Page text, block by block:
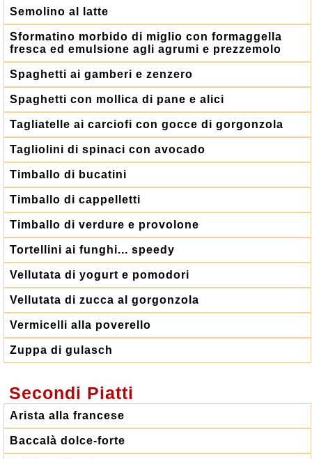
Semolino al latte
Sformatino morbido di miglio con formaggella
fresca ed emulsione agli agrumi e prezzemolo
Spaghetti ai gamberi e zenzero
Spaghetti con mollica di pane e alici
Tagliatelle ai carciofi con gocce di gorgonzola
Tagliolini di spinaci con avocado
Timballo di bucatini
Timballo di cappelletti
Timballo di verdure e provolone
Tortellini ai funghi... speedy
Vellutata di yogurt e pomodori
Vellutata di zucca al gorgonzola
Vermicelli alla poverello
Zuppa di gulasch
Secondi Piatti
Arista alla francese
Baccalà dolce-forte